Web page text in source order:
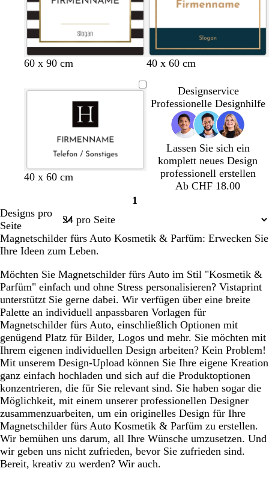
60 x 90 cm 40 x 60 cm
40 x 60 cm
Designservice
Professionelle Designhilfe
Lassen Sie sich ein
komplett neues Design
professionell erstellen
Ab CHF 18.00
Seite
1
Designs pro
Seite
Magnetschilder fürs Auto Kosmetik & Parfüm: Erwecken Sie
Ihre Ideen zum Leben.
Möchten Sie Magnetschilder fürs Auto im Stil "Kosmetik &
Parfüm" einfach und ohne Stress personalisieren? Vistaprint
unterstützt Sie gerne dabei. Wir verfügen über eine breite
Palette an individuell anpassbaren Vorlagen für
Magnetschilder fürs Auto, einschließlich Optionen mit
genügend Platz für Bilder, Logos und mehr. Sie möchten mit
Ihrem eigenen individuellen Design arbeiten? Kein Problem!
Mit unserem Design-Upload können Sie Ihre eigene Kreation
ganz einfach hochladen und sich auf die Produktoptionen
konzentrieren, die für Sie relevant sind. Sie haben sogar die
Möglichkeit, mit einem unserer professionellen Designer
zusammenzuarbeiten, um ein originelles Design für Ihre
Magnetschilder fürs Auto Kosmetik & Parfüm zu erstellen.
Wir bemühen uns darum, all Ihre Wünsche umzusetzen. Und
wir geben uns nicht zufrieden, bevor Sie zufrieden sind.
Bereit, kreativ zu werden? Wir auch.